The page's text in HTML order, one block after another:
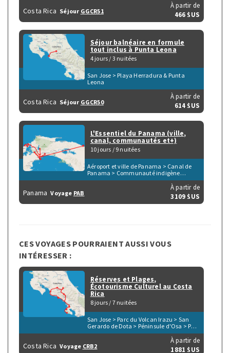
Costa Rica Séjour GGCR51
À partir de
466 $US
Séjour balnéaire en formule
tout inclus à Punta Leona
4 jours / 3 nuitées
San Jose > Playa Herradura & Punta
Leona
Costa Rica Séjour GGCR50
À partir de
614 $US
L'Essentiel du Panama (ville,
canal, communautés et+)
10 jours / 9 nuitées
Aéroport et ville de Panama > Canal de
Panama > Communauté indigène
Embera > Parc National Chagres > Fort
San Lorenzo > Île privé dans l'archipel
Panama Voyage PAB
À partir de
3109 $US
CES VOYAGES POURRAIENT AUSSI VOUS
INTÉRESSER :
Réserves et Plages,
Écotourisme Culturel au Costa
Rica
8 jours / 7 nuitées
San Jose > Parc du Volcan Irazu > San
Gerardo de Dota > Péninsule d'Osa > Parc
de Corcovado > Parc de Manuel Antonio >
Playa Herradura & Punta Leona > Rio
Tarcoles & Carara
Costa Rica Voyage CRB2
À partir de
1881 $US